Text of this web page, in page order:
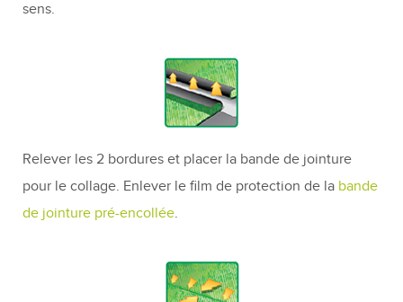
sens.
Relever les 2 bordures et placer la bande de jointure
pour le collage. Enlever le film de protection de la bande
de jointure pré-encollée.